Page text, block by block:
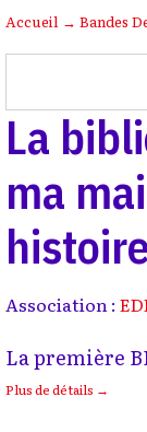
Accueil → Bandes
La
ma
Association :
La première
Plus de détails →